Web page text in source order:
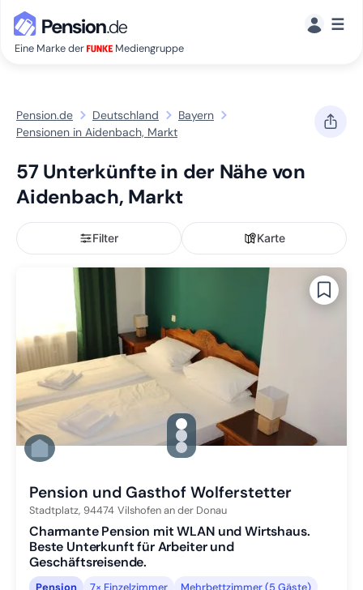
Eine Marke der Mediengruppe
☰
Pension.de Deutschland
Bayern
Pensionen in Aidenbach, Markt
57 Unterkünfte in der Nähe von
Aidenbach, Markt
Filter Karte
gallery.slide_selector
Zu Slide 1 wechseln
Zu Slide 2 wechseln
Zu Slide 3 wechseln
Pension und Gasthof Wolferstetter
Stadtplatz, 94474 Vilshofen an der Donau
Charmante Pension mit WLAN und Wirtshaus.
Beste Unterkunft für Arbeiter und
Geschäftsreisende.
Pension 7× Einzelzimmer Mehrbettzimmer (5 Gäste)